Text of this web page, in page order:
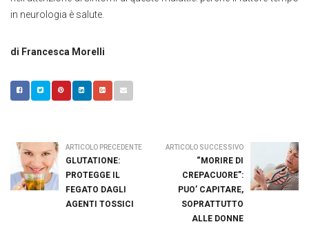
in neurologia è salute.
di Francesca Morelli
ARTICOLO PRECEDENTE
GLUTATIONE:
PROTEGGE IL
FEGATO DAGLI
AGENTI TOSSICI
ARTICOLO SUCCESSIVO
“MORIRE DI
CREPACUORE”:
PUO’ CAPITARE,
SOPRATTUTTO
ALLE DONNE